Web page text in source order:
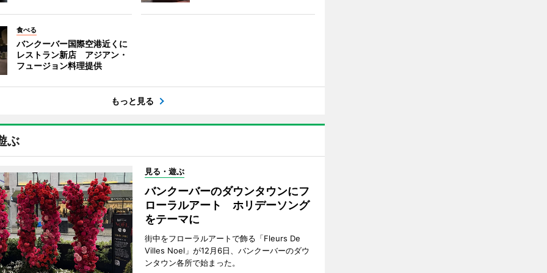
食べる
バンクーバー国際空港近くに
レストラン新店 アジアン・
フュージョン料理提供
もっと見る
ぶ
見る・遊ぶ
バンクーバーのダウンタウンにフ
ローラルアート ホリデーソング
をテーマに
街中をフローラルアートで飾る「Fleurs De
Villes Noel」が12月6日、バンクーバーのダウ
ンタウン各所で始まった。